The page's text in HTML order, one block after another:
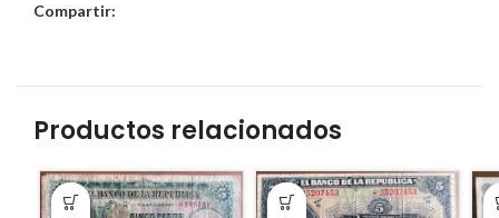
Compartir:
Productos relacionados